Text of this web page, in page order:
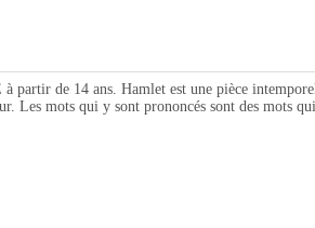
de 14 ans. Hamlet est une pièce
Les mots qui y sont prononcés sont des mots